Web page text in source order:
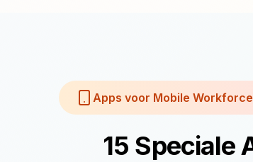
Apps voor Mobile
15 Speciale